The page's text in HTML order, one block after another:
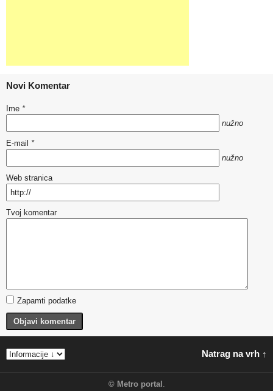
Novi Komentar
Ime *
nužno
E-mail *
nužno
Web stranica
Tvoj komentar
Zapamti podatke
Objavi komentar
Natrag na vrh ↑
© Metro portal .